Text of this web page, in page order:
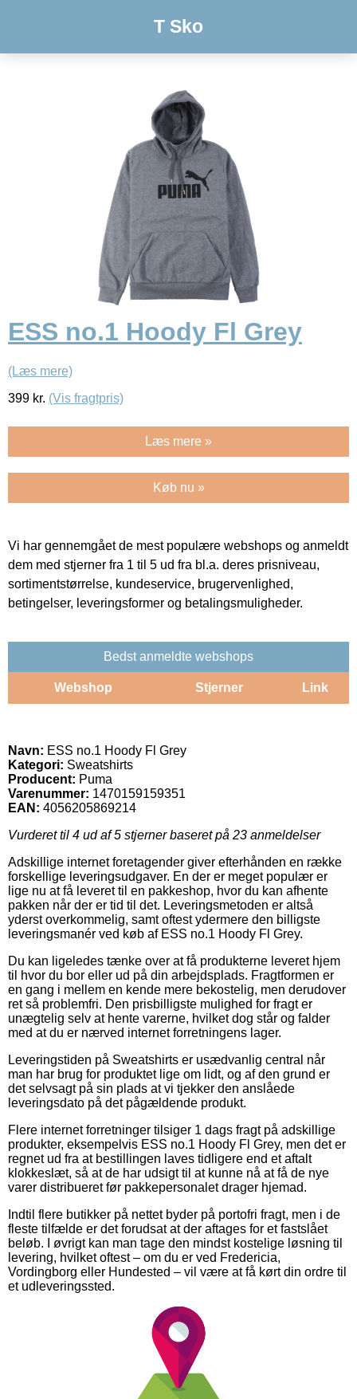
T Sko
ESS no.1 Hoody Fl Grey
(Læs mere)
399 kr. (Vis fragtpris)
Læs mere »
Køb nu »
Vi har gennemgået de mest populære webshops og anmeldt
dem med stjerner fra 1 til 5 ud fra bl.a. deres prisniveau,
sortimentstørrelse, kundeservice, brugervenlighed,
betingelser, leveringsformer og betalingsmuligheder.
Bedst anmeldte webshops
Webshop Stjerner Link
Navn: ESS no.1 Hoody Fl Grey
Kategori: Sweatshirts
Producent: Puma
Varenummer: 1470159159351
EAN: 4056205869214
Vurderet til 4 ud af 5 stjerner baseret på 23 anmeldelser
Adskillige internet foretagender giver efterhånden en række
forskellige leveringsudgaver. En der er meget populær er
lige nu at få leveret til en pakkeshop, hvor du kan afhente
pakken når der er tid til det. Leveringsmetoden er altså
yderst overkommelig, samt oftest ydermere den billigste
leveringsmanér ved køb af ESS no.1 Hoody Fl Grey.
Du kan ligeledes tænke over at få produkterne leveret hjem
til hvor du bor eller ud på din arbejdsplads. Fragtformen er
en gang i mellem en kende mere bekostelig, men derudover
ret så problemfri. Den prisbilligste mulighed for fragt er
unægtelig selv at hente varerne, hvilket dog står og falder
med at du er nærved internet forretningens lager.
Leveringstiden på Sweatshirts er usædvanlig central når
man har brug for produktet lige om lidt, og af den grund er
det selvsagt på sin plads at vi tjekker den anslåede
leveringsdato på det pågældende produkt.
Flere internet forretninger tilsiger 1 dags fragt på adskillige
produkter, eksempelvis ESS no.1 Hoody Fl Grey, men det er
regnet ud fra at bestillingen laves tidligere end et aftalt
klokkeslæt, så at de har udsigt til at kunne nå at få de nye
varer distribueret før pakkepersonalet drager hjemad.
Indtil flere butikker på nettet byder på portofri fragt, men i de
fleste tilfælde er det forudsat at der aftages for et fastslået
beløb. I øvrigt kan man tage den mindst kostelige løsning til
levering, hvilket oftest – om du er ved Fredericia,
Vordingborg eller Hundested – vil være at få kørt din ordre til
et udleveringssted.